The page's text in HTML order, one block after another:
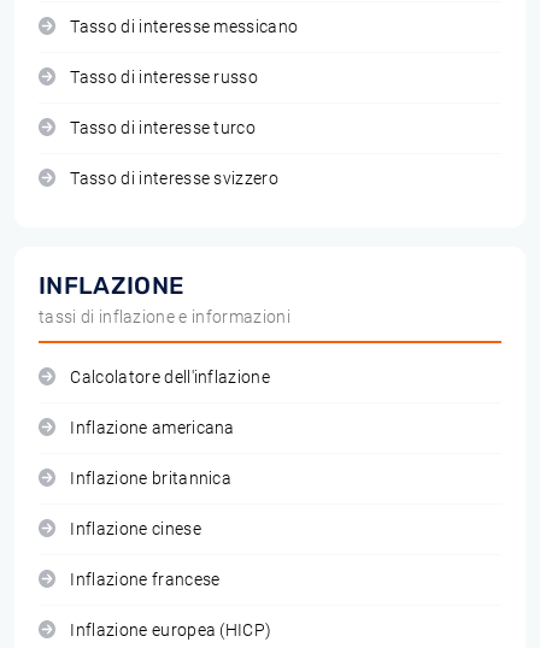
Tasso di interesse messicano
Tasso di interesse russo
Tasso di interesse turco
Tasso di interesse svizzero
INFLAZIONE
tassi di inflazione e informazioni
Calcolatore dell'inflazione
Inflazione americana
Inflazione britannica
Inflazione cinese
Inflazione francese
Inflazione europea (HICP)